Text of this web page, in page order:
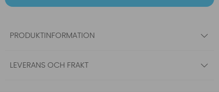
PRODUKTINFORMATION
LEVERANS OCH FRAKT